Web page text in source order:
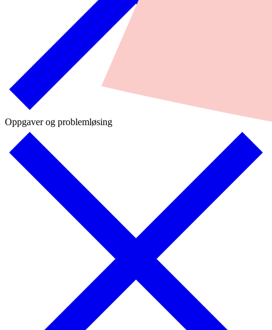
Oppgaver og problemløsing